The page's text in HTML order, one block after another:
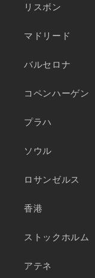
リスボン
マドリード
バルセロナ
コペンハーゲン
プラハ
ソウル
ロサンゼルス
香港
ストックホルム
アテネ